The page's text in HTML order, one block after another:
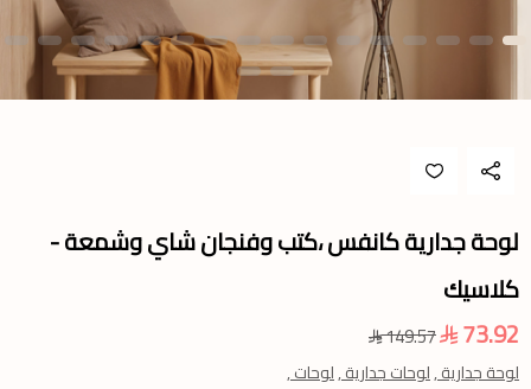
لوحة جدارية كانفس ،كتب وفنجان شاي وشمعة -
كلاسيك
73.92
149.57
لوحة جدارية ,لوحات جدارية ,لوحات ,